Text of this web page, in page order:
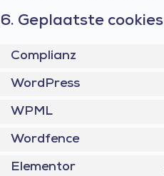
6. Geplaatste cookies
Complianz
WordPress
WPML
Wordfence
Elementor